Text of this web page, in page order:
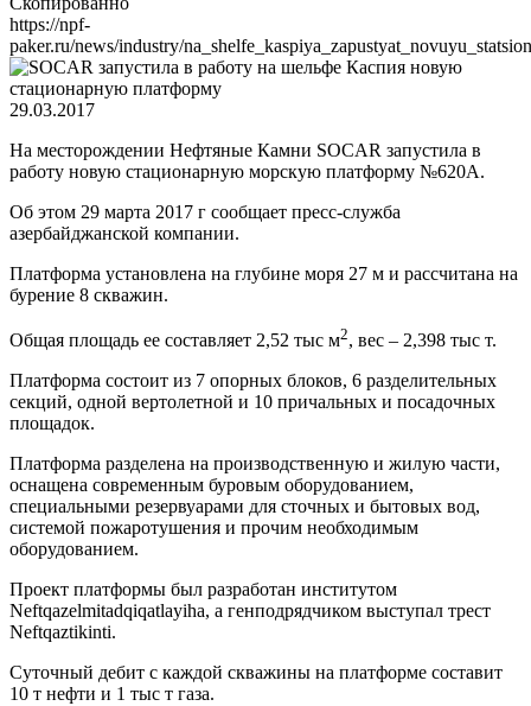
https://npf-
paker.ru/news/industry/
29.03.2017
На месторождении Нефтяные Камни SOCAR запустила в
работу новую стационарную морскую платформу №620А.
Об этом 29 марта 2017 г сообщает пресс-служба
азербайджанской компании.
Платформа установлена на глубине моря 27 м и рассчитана на
бурение 8 скважин.
Общая площадь ее составляет 2,52 тыс м2, вес – 2,398 тыс т.
Платформа состоит из 7 опорных блоков, 6 разделительных
секций, одной вертолетной и 10 причальных и посадочных
площадок.
Платформа разделена на производственную и жилую части,
оснащена современным буровым оборудованием,
специальными резервуарами для сточных и бытовых вод,
системой пожаротушения и прочим необходимым
оборудованием.
Проект платформы был разработан институтом
Neftqazelmitadqiqatlayiha, а генподрядчиком выступал трест
Neftqaztikinti.
Суточный дебит с каждой скважины на платформе составит
10 т нефти и 1 тыс т газа.